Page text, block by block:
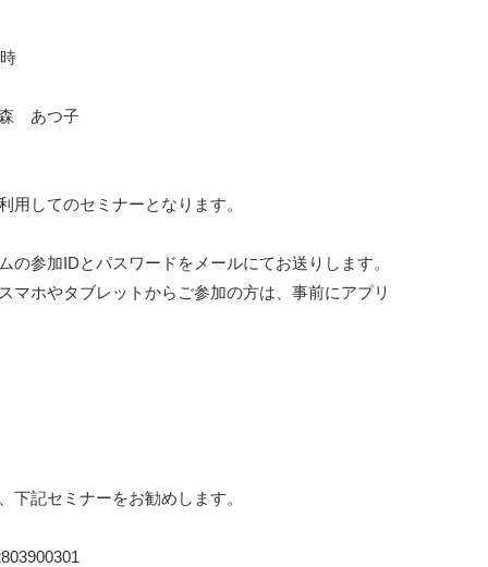
　あつ子
用してのセミナーとなります。
参加IDとパスワードをメールにてお送りします。
マホやタブレットからご参加の方は、事前にアプリ
下記セミナーをお勧めします。